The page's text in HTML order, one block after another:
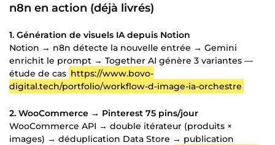
n8n en action (déjà livrés)
1. Génération de visuels IA depuis Notion
Notion → n8n détecte la nouvelle entrée → Gemini
enrichit le prompt → Together AI génère 3 variantes —
étude de cas https://www.bovo-
digital.tech/portfolio/workflow-d-image-ia-orchestre
2. WooCommerce → Pinterest 75 pins/jour
WooCommerce API → double itérateur (produits ×
images) → déduplication Data Store → publication